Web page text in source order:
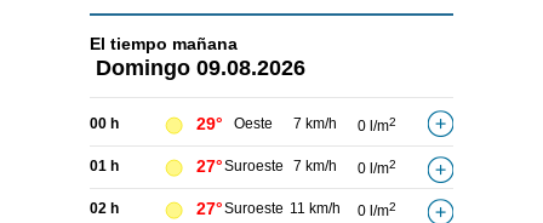
El tiempo mañana
Domingo 09.08.2026
00 h 29° Oeste 7 km/h 0 l/m2
01 h 27°Suroeste 7 km/h 0 l/m2
02 h 27°Suroeste 11 km/h 0 l/m2